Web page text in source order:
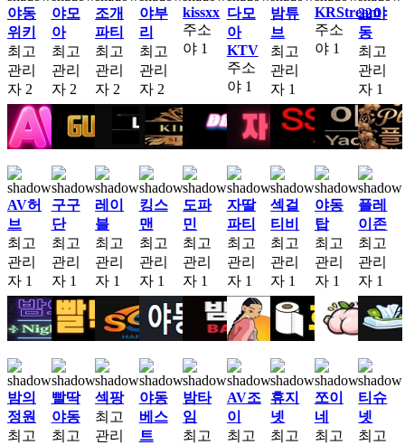
야동
위키
최고
관리
자 2
야모
아
최고
관리
자 2
조개
파티
최고
관리
자 2
야부
리
최고
관리
자 2
kissxx
주소
야 1
다모
아
KTV
주소
야 1
밤튜
브
최고
관리
자 1
KRStream
주소
야 1
22야
동
최고
관리
자 1
AV허
브
최고
관리
자 1
구구
단
최고
관리
자 1
레이
블
최고
관리
자 1
킹스
맨
최고
관리
자 1
도파
민
최고
관리
자 1
자딸
파티
최고
관리
자 1
섹걸
티비
최고
관리
자 1
야동
탑
최고
관리
자 1
플레
이존
최고
관리
자 1
밤의
정원
최고
빨딱
야동
최고
섹팡
최고
관리
야동
베스
트
밤타
임
최고
AV조
이
최고
휴지
넷
최고
쪼이
네
최고
티슈
넷
최고